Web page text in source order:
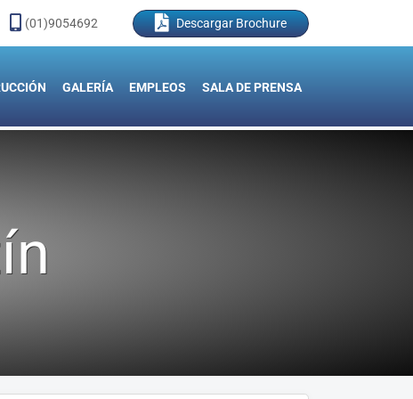
(01)9054692 Descargar Brochure
GALERÍA EMPLEOS SALA DE PRENSA